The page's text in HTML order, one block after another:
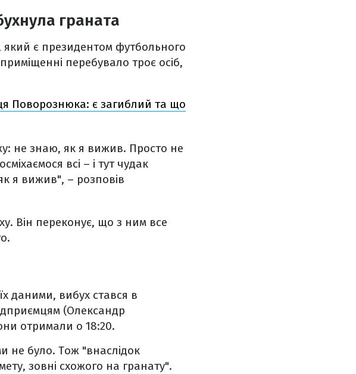
граната
який є президентом футбольного
перебувало троє осіб,
Поворознюка: є загиблий та що
не знаю, як я вижив. Просто не
всі – і тут чудак
я вижив", – розповів
Він переконує, що з ним все
даними, вибух стався в
(Олександр
отримали о 18:20.
не було. Тож "внаслідок
зовні схожого на гранату".